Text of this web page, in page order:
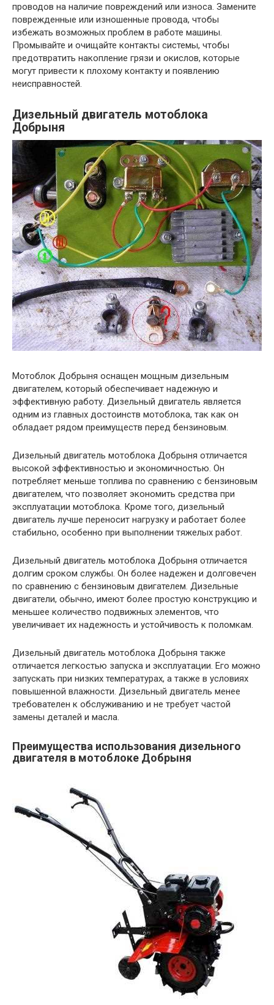
проводов на наличие повреждений или износа. Замените
поврежденные или изношенные провода, чтобы
избежать возможных проблем в работе машины.
Промывайте и очищайте контакты системы, чтобы
предотвратить накопление грязи и окислов, которые
могут привести к плохому контакту и появлению
неисправностей.
Дизельный двигатель мотоблока
Добрыня
Мотоблок Добрыня оснащен мощным дизельным
двигателем, который обеспечивает надежную и
эффективную работу. Дизельный двигатель является
одним из главных достоинств мотоблока, так как он
обладает рядом преимуществ перед бензиновым.
Дизельный двигатель мотоблока Добрыня отличается
высокой эффективностью и экономичностью. Он
потребляет меньше топлива по сравнению с бензиновым
двигателем, что позволяет экономить средства при
эксплуатации мотоблока. Кроме того, дизельный
двигатель лучше переносит нагрузку и работает более
стабильно, особенно при выполнении тяжелых работ.
Дизельный двигатель мотоблока Добрыня отличается
долгим сроком службы. Он более надежен и долговечен
по сравнению с бензиновым двигателем. Дизельные
двигатели, обычно, имеют более простую конструкцию и
меньшее количество подвижных элементов, что
увеличивает их надежность и устойчивость к поломкам.
Дизельный двигатель мотоблока Добрыня также
отличается легкостью запуска и эксплуатации. Его можно
запускать при низких температурах, а также в условиях
повышенной влажности. Дизельный двигатель менее
требователен к обслуживанию и не требует частой
замены деталей и масла.
Преимущества использования дизельного
двигателя в мотоблоке Добрыня